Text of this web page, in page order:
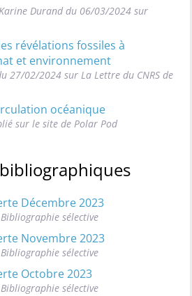
Durand du 06/03/2024 sur
révélations fossiles à
et environnement
27/02/2024 sur La Lettre du CNRS de
océanique
sur le site de Polar Pod
Décembre 2023
Bibliographie sélective
Novembre 2023
Bibliographie sélective
Octobre 2023
Bibliographie sélective